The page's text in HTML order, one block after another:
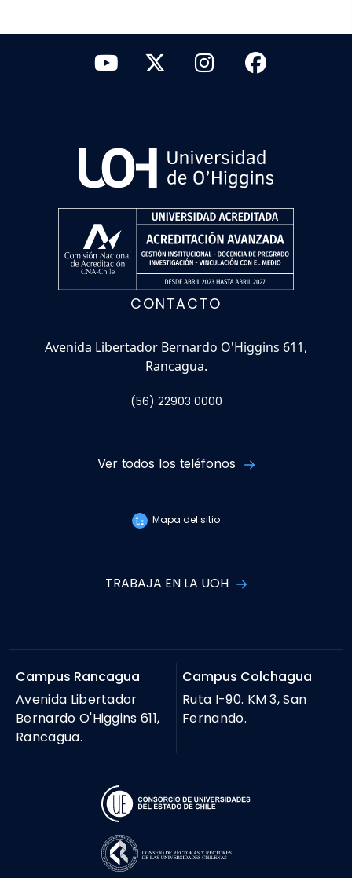
CONTACTO
Avenida Libertador Bernardo O'Higgins 611,
Rancagua.
(56) 22903 0000
Ver todos los teléfonos
Mapa del sitio
TRABAJA EN LA UOH
Campus Rancagua
Avenida Libertador
Bernardo O'Higgins 611,
Rancagua.
Campus Colchagua
Ruta I-90. KM 3, San
Fernando.